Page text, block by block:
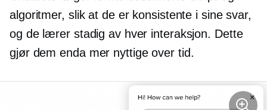
algoritmer, slik at de er konsistente i sine svar,
og de lærer stadig av hver interaksjon. Dette
gjør dem enda mer nyttige over tid.